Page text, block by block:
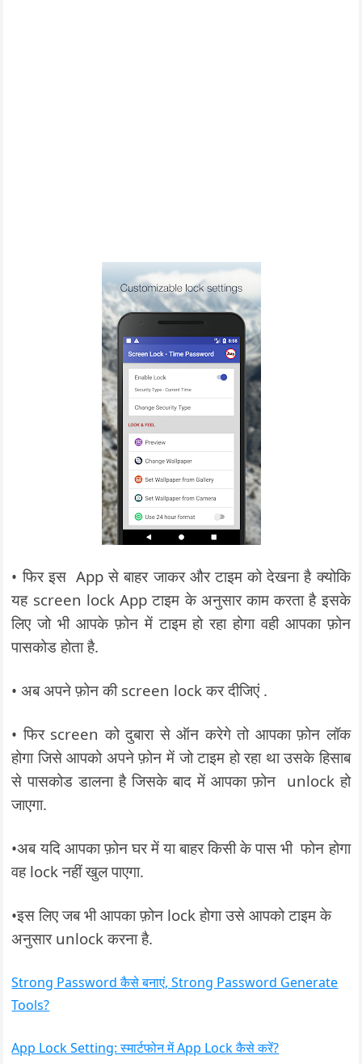
• फिर इस App से बाहर जाकर और टाइम को देखना है क्योकि
यह screen lock App टाइम के अनुसार काम करता है इसके
लिए जो भी आपके फ़ोन में टाइम हो रहा होगा वही आपका फ़ोन
पासकोड होता है.
• अब अपने फ़ोन की screen lock कर दीजिएं .
• फिर screen को दुबारा से ऑन करेगे तो आपका फ़ोन लॉक
होगा जिसे आपको अपने फ़ोन में जो टाइम हो रहा था उसके हिसाब
से पासकोड डालना है जिसके बाद में आपका फ़ोन unlock हो
जाएगा.
•अब यदि आपका फ़ोन घर में या बाहर किसी के पास भी फोन होगा
वह lock नहीं खुल पाएगा.
•इस लिए जब भी आपका फ़ोन lock होगा उसे आपको टाइम के
अनुसार unlock करना है.
Strong Password कैसे बनाएं, Strong Password Generate
Tools?
App Lock Setting: स्मार्टफोन में App Lock कैसे करें?